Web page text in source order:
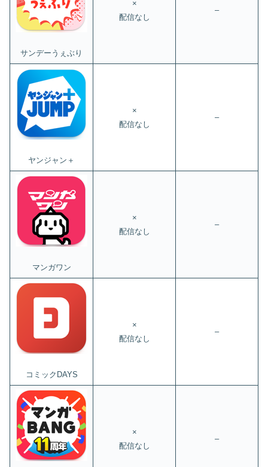
サンデーうぇぶり
×
配信なし
–
ヤンジャン＋
×
配信なし
–
マンガワン
×
配信なし
–
コミックDAYS
×
配信なし
–
×
配信なし
–